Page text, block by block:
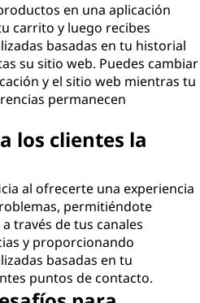
en una aplicación
carrito y luego recibes
basadas en tu historial
su sitio web. Puedes cambiar
y el sitio web mientras tu
permanecen
los clientes la
al ofrecerte una experiencia
permitiéndote
través de tus canales
y proporcionando
basadas en tu
puntos de contacto.